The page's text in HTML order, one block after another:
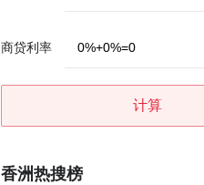
商贷利率 0%+0%=0
计算
香洲热搜榜